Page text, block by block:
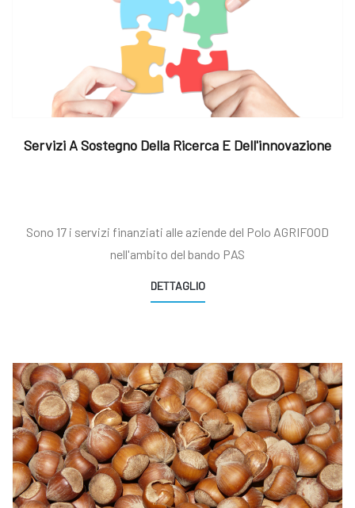
Servizi A Sostegno Della Ricerca E Dell'innovazione
Sono 17 i servizi finanziati alle aziende del Polo AGRIFOOD
nell'ambito del bando PAS
DETTAGLIO